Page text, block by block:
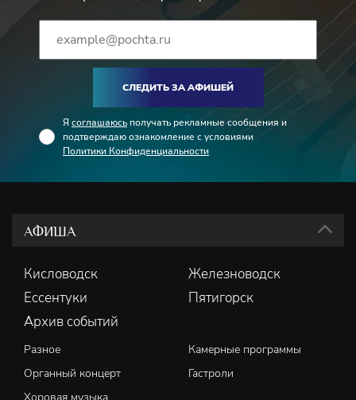
СЛЕДИТЬ ЗА АФИШЕЙ
Я соглашаюсь получать рекламные сообщения и
подтверждаю ознакомление с условиями
Политики Конфиденциальности
АФИША
Кисловодск
Железноводск
Ессентуки
Пятигорск
Архив событий
Разное
Камерные программы
Органный концерт
Гастроли